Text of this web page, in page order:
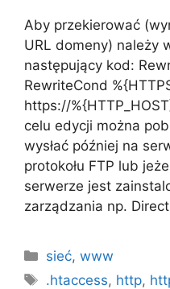
Aby przekierować
URL domeny) należy
następujący kod:
RewriteCond
https://
celu edycji można
wysłać później na
protokołu FTP lub
serwerze jest
zarządzania np.
Kategorie
sieć,www
Tagi
.htaccess, http,